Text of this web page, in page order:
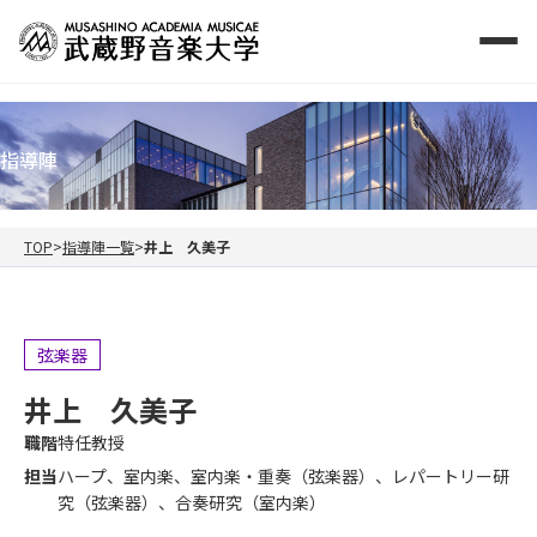
指導陣
TOP 指導陣一覧 井上 久美子
弦楽器
井上 久美子
職階特任教授
担当ハープ、室内楽、室内楽・重奏（弦楽器）、レパートリー研
究（弦楽器）、合奏研究（室内楽）